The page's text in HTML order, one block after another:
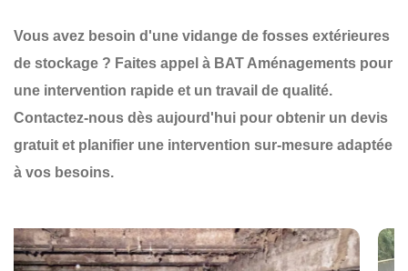
Vous avez besoin d'une vidange de fosses extérieures
de stockage ? Faites appel à BAT Aménagements pour
une intervention rapide et un travail de qualité.
Contactez-nous dès aujourd'hui pour obtenir un devis
gratuit et planifier une intervention sur-mesure adaptée
à vos besoins.